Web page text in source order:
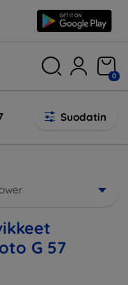
0
Suodatin
G 57